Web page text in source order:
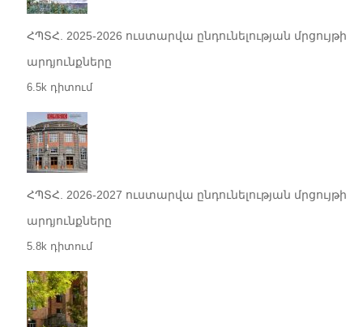
ՀՊՏՀ. 2025-2026 ուստարվա ընդունելության մրցույթի
արդյունքները
6.5k դիտում
ՀՊՏՀ. 2026-2027 ուստարվա ընդունելության մրցույթի
արդյունքները
5.8k դիտում